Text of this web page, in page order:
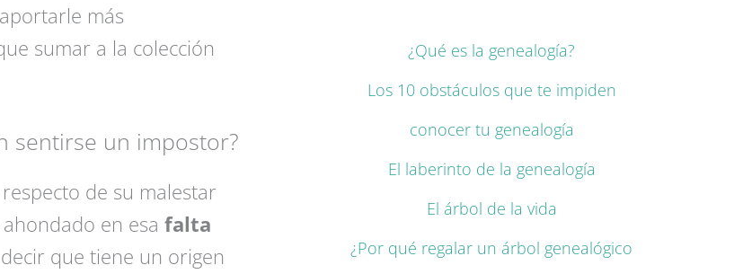
más
sumar a la colección
sentirse un impostor?
de su malestar
en esa falta
que tiene un origen
¿Qué es la genealogía?
Los 10 obstáculos que te impiden
conocer tu genealogía
El laberinto de la genealogía
El árbol de la vida
¿Por qué regalar un árbol genealógico